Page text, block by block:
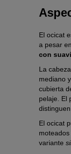
El ocicat
a pesar
con
La
mediano
cubierta
pelaje. El
El ocicat
variante